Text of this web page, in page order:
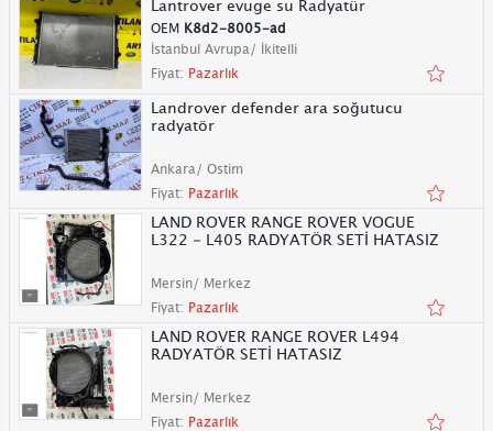
Lantrover evuge su Radyatür
OEM K8d2-8005-ad
İstanbul Avrupa/ İkitelli
Fiyat: Pazarlık
Landrover defender ara soğutucu
radyatör
Ankara/ Ostim
Fiyat: Pazarlık
LAND ROVER RANGE ROVER VOGUE
L322 - L405 RADYATÖR SETİ HATASIZ
Mersin/ Merkez
Fiyat: Pazarlık
LAND ROVER RANGE ROVER L494
RADYATÖR SETİ HATASIZ
Mersin/ Merkez
Fiyat: Pazarlık